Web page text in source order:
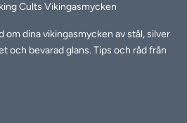
Cults Vikingasmycken
om dina vikingasmycken av stål, silver
och bevarad glans. Tips och råd från